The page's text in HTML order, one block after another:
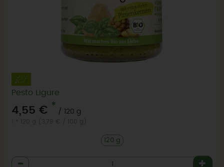
Pesto Ligure
4,55 € *
/ 120 g
120 g
Anzahl